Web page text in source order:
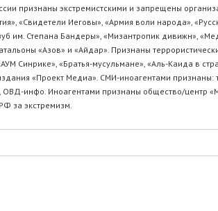
признаны экстремистскими и запрещены
«Свидетели Иеговы», «Армия воли народа»,
им. Степана Бандеры», «Мизантропик дивижн»,
«Азов» и «Айдар». Признаны
Синрике», «Братья-мусульмане», «Аль-Каида в
«Проект Медиа». СМИ-иноагентами
ОВД-инфо. Иноагентами признаны общество/центр
за экстремизм.